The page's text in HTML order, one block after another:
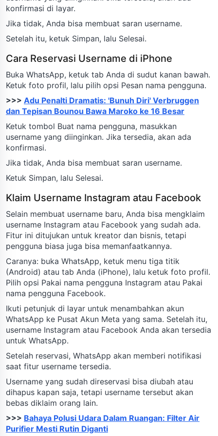
konfirmasi di layar.
Jika tidak, Anda bisa membuat saran username.
Setelah itu, ketuk Simpan, lalu Selesai.
Cara Reservasi Username di iPhone
Buka WhatsApp, ketuk tab Anda di sudut kanan bawah.
Ketuk foto profil, lalu pilih opsi Pesan nama pengguna.
>>> Adu Penalti Dramatis: 'Bunuh Diri' Verbruggen
dan Tepisan Bounou Bawa Maroko ke 16 Besar
Ketuk tombol Buat nama pengguna, masukkan
username yang diinginkan. Jika tersedia, akan ada
konfirmasi.
Jika tidak, Anda bisa membuat saran username.
Ketuk Simpan, lalu Selesai.
Klaim Username Instagram atau Facebook
Selain membuat username baru, Anda bisa mengklaim
username Instagram atau Facebook yang sudah ada.
Fitur ini ditujukan untuk kreator dan bisnis, tetapi
pengguna biasa juga bisa memanfaatkannya.
Caranya: buka WhatsApp, ketuk menu tiga titik
(Android) atau tab Anda (iPhone), lalu ketuk foto profil.
Pilih opsi Pakai nama pengguna Instagram atau Pakai
nama pengguna Facebook.
Ikuti petunjuk di layar untuk menambahkan akun
WhatsApp ke Pusat Akun Meta yang sama. Setelah itu,
username Instagram atau Facebook Anda akan tersedia
untuk WhatsApp.
Setelah reservasi, WhatsApp akan memberi notifikasi
saat fitur username tersedia.
Username yang sudah direservasi bisa diubah atau
dihapus kapan saja, tetapi username tersebut akan
bebas diklaim orang lain.
>>> Bahaya Polusi Udara Dalam Ruangan: Filter Air
Purifier Mesti Rutin Diganti